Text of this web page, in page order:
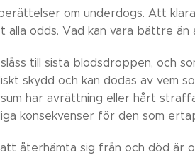
om underdogs. Att
alla odds. Vad kan vara bättre
till sista blodsdroppen, och
skydd och kan dödas av vem
har avrättning eller hårt
konsekvenser för den som
återhämta sig från och död är